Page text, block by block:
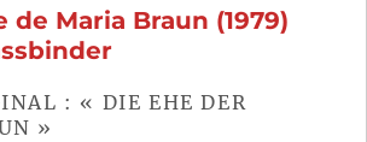
de Maria Braun (1979)
: « DIE EHE DER
»